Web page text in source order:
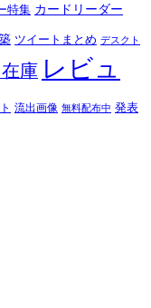
特集 カードリーダー
ツイートまとめ デスクト
在庫 レビュ
流出画像 無料配布中 発表